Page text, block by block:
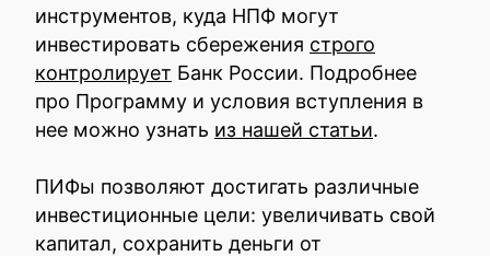
инструментов, куда НПФ могут
инвестировать сбережения строго
контролирует Банк России. Подробнее
про Программу и условия вступления в
нее можно узнать из нашей статьи.
ПИФы позволяют достигать различные
инвестиционные цели: увеличивать свой
капитал, сохранить деньги от